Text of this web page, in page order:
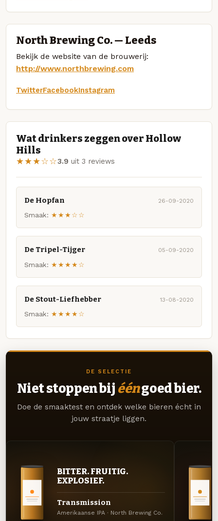
North Brewing Co. — Leeds
Bekijk de website van de brouwerij:
http://www.northbrewing.com
TwitterFacebookInstagram
Wat drinkers zeggen over Hollow
Hills
★★★☆☆3.9 uit 3 reviews
De Hopfan 26-09-2020
Smaak: ★★★☆☆
De Tripel-Tijger 05-09-2020
Smaak: ★★★★☆
De Stout-Liefhebber 13-08-2020
Smaak: ★★★★☆
DE SELECTIE
Niet stoppen bij ééngoed bier.
Doe de smaaktest en ontdek welke bieren écht in
jouw straatje liggen.
BITTER. FRUITIG.
EXPLOSIEF.
Transmission
Amerikaanse IPA · North Brewing Co.